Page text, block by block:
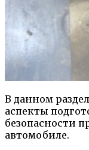
В данном
аспекты
безопасности
автомобиле.